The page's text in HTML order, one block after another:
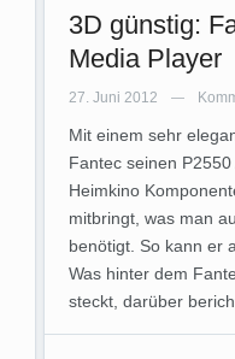
3D günstig:
Media Player
27. Juni 2012 —
Mit einem sehr
Fantec seinen
Heimkino
mitbringt, was man
benötigt. So kann er
Was hinter dem
steckt, darüber